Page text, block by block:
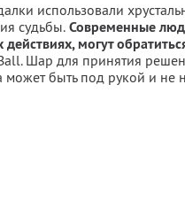
использовали
судьбы. Современные
могут
Шар для принятия
может быть под рукой и не